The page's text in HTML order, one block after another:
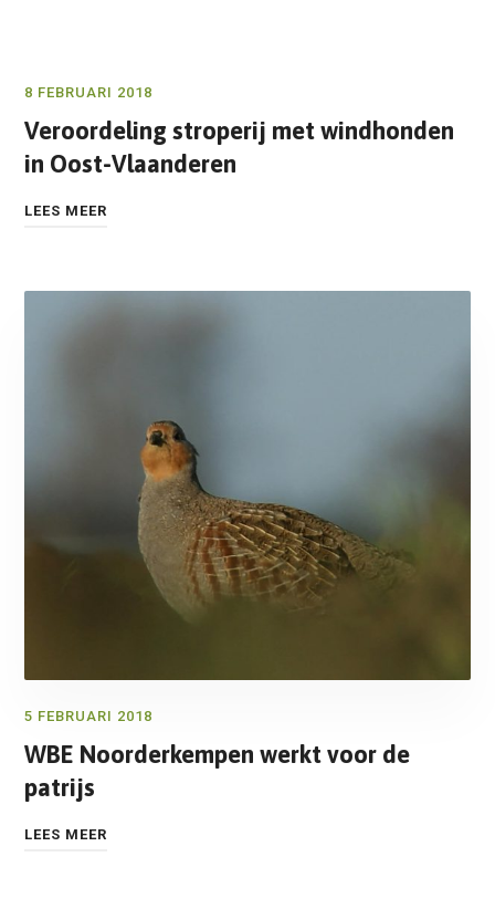
8 FEBRUARI 2018
Veroordeling stroperij met windhonden
in Oost-Vlaanderen
LEES MEER
5 FEBRUARI 2018
WBE Noorderkempen werkt voor de
patrijs
LEES MEER